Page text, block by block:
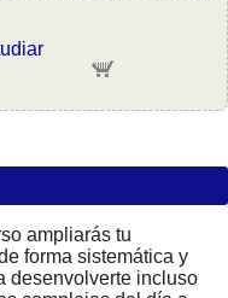
ampliarás tu
forma sistemática y
desenvolverte incluso